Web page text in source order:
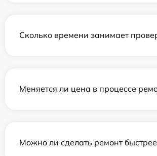
Сколько времени занимает
Меняется ли цена в процессе
Можно ли сделать ремонт